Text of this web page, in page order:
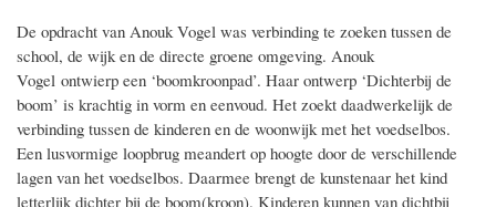
De opdracht van Anouk Vogel was verbinding te zoeken tussen de
school, de wijk en de directe groene omgeving. Anouk
Vogel ontwierp een ‘boomkroonpad’. Haar ontwerp ‘Dichterbij de
boom’ is krachtig in vorm en eenvoud. Het zoekt daadwerkelijk de
verbinding tussen de kinderen en de woonwijk met het voedselbos.
Een lusvormige loopbrug meandert op hoogte door de verschillende
lagen van het voedselbos. Daarmee brengt de kunstenaar het kind
letterlijk dichter bij de boom(kroon). Kinderen kunnen van dichtbij